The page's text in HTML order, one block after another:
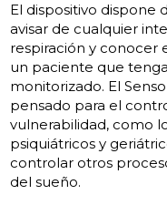
El dispositivo dispone
avisar de cualquier
respiración y
un paciente que
monitorizado. El
pensado para el
vulnerabilidad, como
psiquiátricos y
controlar otros
del sueño.